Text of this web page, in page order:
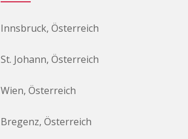
Innsbruck, Österreich
St. Johann, Österreich
Wien, Österreich
Bregenz, Österreich